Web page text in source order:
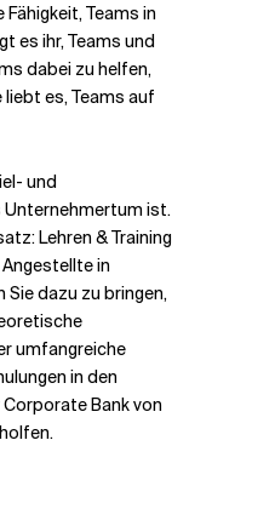
Teams in
es ihr, Teams und
dabei zu helfen,
es, Teams auf
und
Unternehmertum ist.
Lehren & Training
in
dazu zu bringen,
umfangreiche
in den
Bank von